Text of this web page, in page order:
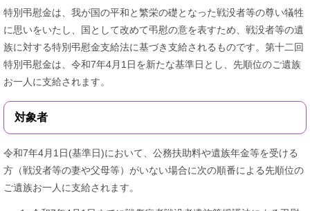
特別弔慰金は、我が国の平和と繁栄の礎となった戦没者等の尊い犠牲
に思いをいたし、国として改めて弔慰の意を表すため、戦没者等の遺
族に対する特別弔慰金支給法に基づき支給されるものです。第十二回
特別弔慰金は、令和7年4月1日を新たな基準日とし、先順位のご遺族
お一人に支給されます。
対象者
令和7年4月1日(基準日)において、公務扶助料や遺族年金等を受ける
方（戦没者等の妻や父母等）がいない場合に次の順番による先順位の
ご遺族お一人に支給されます。